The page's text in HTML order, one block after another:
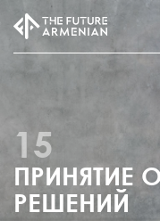
15
ПРИНЯТИЕ
РЕШЕНИЙ